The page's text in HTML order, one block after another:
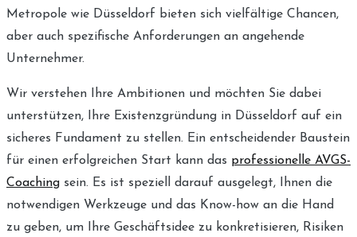
Metropole wie Düsseldorf bieten sich vielfältige Chancen,
aber auch spezifische Anforderungen an angehende
Unternehmer.
Wir verstehen Ihre Ambitionen und möchten Sie dabei
unterstützen, Ihre Existenzgründung in Düsseldorf auf ein
sicheres Fundament zu stellen. Ein entscheidender Baustein
für einen erfolgreichen Start kann das professionelle AVGS-
Coaching sein. Es ist speziell darauf ausgelegt, Ihnen die
notwendigen Werkzeuge und das Know-how an die Hand
zu geben, um Ihre Geschäftsidee zu konkretisieren, Risiken